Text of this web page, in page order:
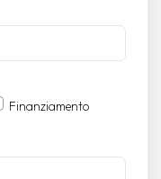
Finanziamento